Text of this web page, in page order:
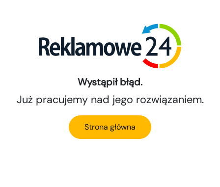
Wystąpił błąd.
Już pracujemy nad jego rozwiązaniem.
Strona główna